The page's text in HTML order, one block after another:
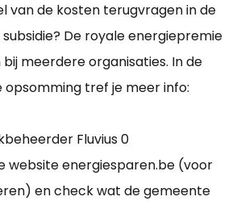
van de kosten terugvragen in de
De royale energiepremie
bij meerdere organisaties. In de
tref je meer info:
Fluvius 0
website energiesparen.be (voor
en check wat de gemeente